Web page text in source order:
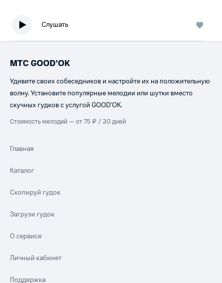
Слушать
МТС GOOD’OK
Удивите своих собеседников и настройте их на положительную
волну. Установите популярные мелодии или шутки вместо
скучных гудков с услугой GOOD’OK.
Стоимость мелодий — от 75 ₽ / 30 дней
Главная
Каталог
Скопируй гудок
Загрузи гудок
О сервисе
Личный кабинет
Поддержка